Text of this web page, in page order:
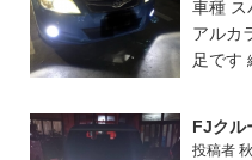
車種 ス
アルカ
足です
FJクル
投稿者